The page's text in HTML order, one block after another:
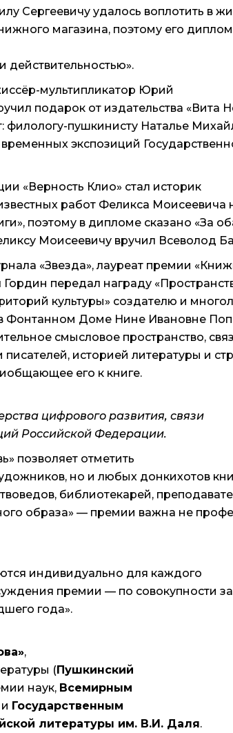
Сергеевичу удалось воплотить в
магазина, поэтому его диплом
мультипликатор Юрий
подарок от издательства «Вита
пушкинисту Наталье
экспозиций
«Верность Клио» стал историк
работ Феликса Моисеевича
поэтому в дипломе сказано «За
Моисеевичу вручил Всеволод
«Звезда», лауреат премии
Гордин передал награду
культуры» создателю и
Фонтанном Доме Нине Ивановне
смысловое пространство,
историей литературы и
его к книге.
цифрового развития, связи
Российской Федерации.
позволяет отметить
но и любых донкихотов
библиотекарей,
образа» — премии важна не
индивидуально для каждого
премии — по совокупности
года».
,
(Пушкинский
наук, Всемирным
и Государственным
литературы им. В.И. Даля.